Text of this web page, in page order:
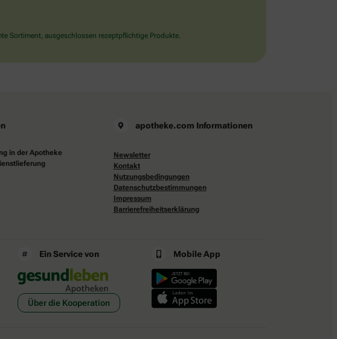
Sortiment, ausgeschlossen rezeptpflichtige Produkte.
in der Apotheke
apotheke.com Informationen
Newsletter
Kontakt
Nutzungsbedingungen
Datenschutzbestimmungen
Impressum
Barrierefreiheitserklärung
Ein Service von
Über die Kooperation
Mobile App